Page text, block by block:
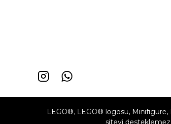
LEGO®, LEGO® logosu, Minifigure,
siteyi